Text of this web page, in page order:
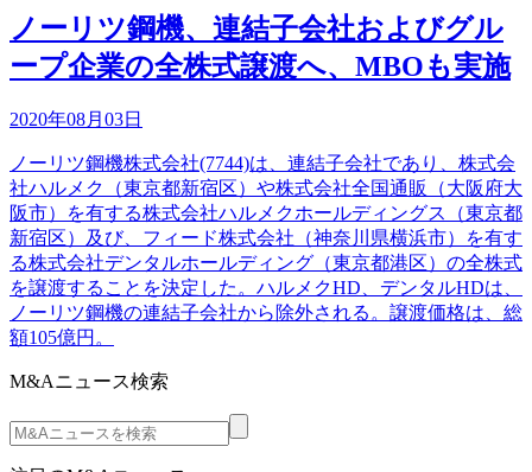
ノーリツ鋼機、連結子会社およびグル
ープ企業の全株式譲渡へ、MBOも実施
2020年08月03日
ノーリツ鋼機株式会社(7744)は、連結子会社であり、株式会
社ハルメク（東京都新宿区）や株式会社全国通販（大阪府大
阪市）を有する株式会社ハルメクホールディングス（東京都
新宿区）及び、フィード株式会社（神奈川県横浜市）を有す
る株式会社デンタルホールディング（東京都港区）の全株式
を譲渡することを決定した。ハルメクHD、デンタルHDは、
ノーリツ鋼機の連結子会社から除外される。譲渡価格は、総
額105億円。
M&Aニュース検索